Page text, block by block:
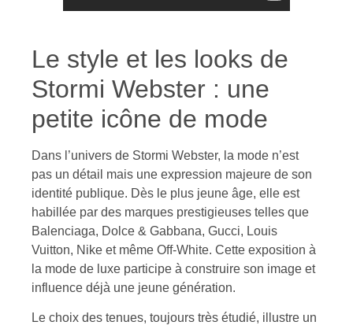
Le style et les looks de
Stormi Webster : une
petite icône de mode
Dans l’univers de Stormi Webster, la mode n’est
pas un détail mais une expression majeure de son
identité publique. Dès le plus jeune âge, elle est
habillée par des marques prestigieuses telles que
Balenciaga, Dolce & Gabbana, Gucci, Louis
Vuitton, Nike et même Off-White. Cette exposition à
la mode de luxe participe à construire son image et
influence déjà une jeune génération.
Le choix des tenues, toujours très étudié, illustre un